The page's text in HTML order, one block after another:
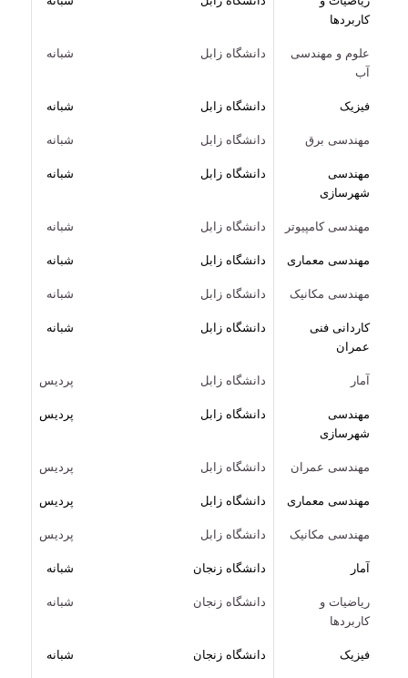
کاربردها
علوم و مهندسی
آب
دانشگاه زابل شبانه
فیزیک دانشگاه زابل
شبانه
مهندسی برق
دانشگاه زابل
شبانه
مهندسی
شهرسازی
دانشگاه زابل شبانه
مهندسی کامپیوتر دانشگاه زابل
شبانه
مهندسی معماری
دانشگاه زابل
شبانه
مهندسی مکانیک
دانشگاه زابل
شبانه
کاردانی فنی
عمران
دانشگاه زابل شبانه
آمار دانشگاه زابل
پردیس
مهندسی
شهرسازی
دانشگاه زابل پردیس
مهندسی عمران دانشگاه زابل
پردیس
مهندسی معماری
دانشگاه زابل
پردیس
مهندسی مکانیک
دانشگاه زابل
پردیس
آمار
دانشگاه زنجان
شبانه
ریاضیات و
کاربردها
دانشگاه زنجان شبانه
فیزیک دانشگاه زنجان
شبانه